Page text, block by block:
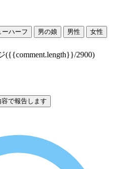
ーハーフ 男の娘 男性
女性
({{comment.length}}/2900)
容で報告します